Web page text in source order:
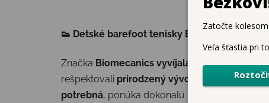
👟 Detské barefoot tenisky Biomecanics –
Značka Biomecanics vyvíjala svoju barefoot
rešpektovali prirodzený vývoj detských
potrebná, ponúka dokonalú rovnováhu medzi